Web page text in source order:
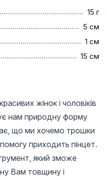
15 г
5 см
1 см
15 см
жінок і чоловіків
нам природну форму
що ми хочемо трошки
приходить пінцет.
який зможе
Вам товщину і